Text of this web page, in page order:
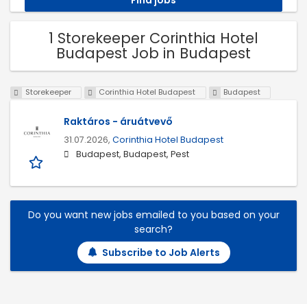
1 Storekeeper Corinthia Hotel
Budapest Job in Budapest
Storekeeper Corinthia Hotel Budapest Budapest
Raktáros - áruátvevő
31.07.2026, Corinthia Hotel Budapest
Budapest, Budapest, Pest
Do you want new jobs emailed to you based on your
search?
Subscribe to Job Alerts